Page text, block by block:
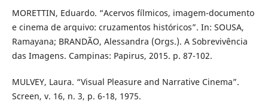
MORETTIN, Eduardo. “Acervos fílmicos, imagem-documento
e cinema de arquivo: cruzamentos históricos”. In: SOUSA,
Ramayana; BRANDÃO, Alessandra (Orgs.). A Sobrevivência
das Imagens. Campinas: Papirus, 2015. p. 87-102.
MULVEY, Laura. “Visual Pleasure and Narrative Cinema”.
Screen, v. 16, n. 3, p. 6-18, 1975.